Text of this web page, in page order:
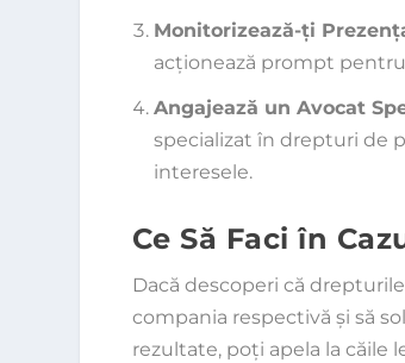
Monitorizează-ți
acționează prompt
Angajează un Avocat
specializat în drepturi de
interesele.
Ce Să Faci în
Dacă descoperi că
compania respectivă și să
rezultate, poți apela la căile